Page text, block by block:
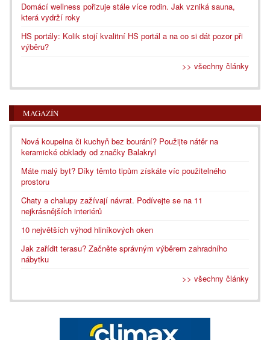
Domácí wellness pořizuje stále více rodin. Jak vzniká sauna,
která vydrží roky
HS portály: Kolik stojí kvalitní HS portál a na co si dát pozor při
výběru?
>> všechny články
MAGAZÍN
Nová koupelna či kuchyň bez bourání? Použijte nátěr na
keramické obklady od značky Balakryl
Máte malý byt? Díky těmto tipům získáte víc použitelného
prostoru
Chaty a chalupy zažívají návrat. Podívejte se na 11
nejkrásnějších interiérů
10 největších výhod hliníkových oken
Jak zařídit terasu? Začněte správným výběrem zahradního
nábytku
>> všechny články